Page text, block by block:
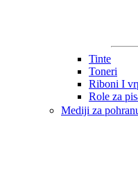
Tinte
Toneri
Riboni I
Role za
Mediji za